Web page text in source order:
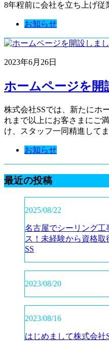
8年程前に会社を立ち上げ
お知らせ
2023年6月26日
ホームページを開
株式会社SSでは、新たにホ
れまで以上にお客さまにご
け、スタッフ一同精進して
お知らせ
最近の投稿
2025/08/22
名古屋でシーリング工
ス！未経験から資格
SS
2023/08/20
2023/08/16
はじめまして株式会社